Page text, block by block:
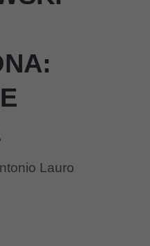
Lauro